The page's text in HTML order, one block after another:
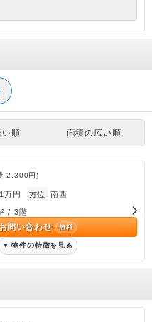
い順 面積の広い順
2,300円)
万円 方位 南西
/ 3階
問い合わせ 無料
▼ 物件の特徴を見る